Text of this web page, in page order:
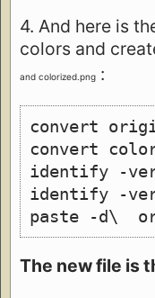
4. And here is
colors and
and colorized.png :
convert
convert
identify -
identify -
paste -d\
The new file is